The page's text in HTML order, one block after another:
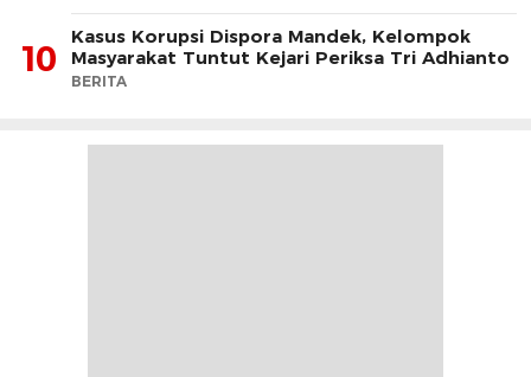
10
Kasus Korupsi Dispora Mandek, Kelompok
Masyarakat Tuntut Kejari Periksa Tri Adhianto
BERITA